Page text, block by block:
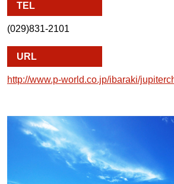
TEL
(029)831-2101
URL
http://www.p-world.co.jp/ibaraki/